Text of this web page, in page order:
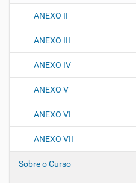
ANEXO II
ANEXO III
ANEXO IV
ANEXO V
ANEXO VI
ANEXO VII
Sobre o Curso